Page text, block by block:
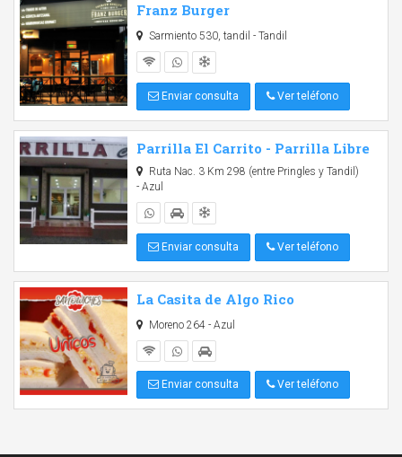
Franz Burger
Sarmiento 530, tandil - Tandil
Enviar consulta Ver teléfono
Parrilla El Carrito - Parrilla Libre
Ruta Nac. 3 Km 298 (entre Pringles y Tandil)
- Azul
Enviar consulta Ver teléfono
La Casita de Algo Rico
Moreno 264 - Azul
Enviar consulta Ver teléfono